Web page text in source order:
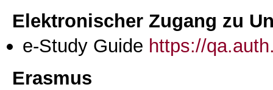
Elektronischer Zugang zu
e-Study Guide https://
Erasmus